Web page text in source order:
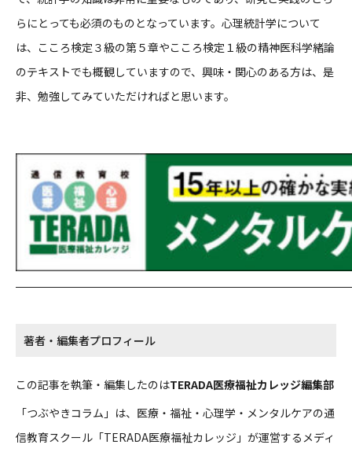
らにとっても必須のものとなっています。心理統計学について
は、こころ検定３級の第５章やこころ検定１級の精神医科学緒論
のテキストでも概観していますので、興味・関心のある方は、是
非、勉強してみていただければと思います。
著者・編集者プロフィール
この記事を執筆・編集したのはTERADA医療福祉カレッジ編集部
「つぶやきコラム」は、医療・福祉・心理学・メンタルケアの通
信教育スクール「TERADA医療福祉カレッジ」が運営するメディ